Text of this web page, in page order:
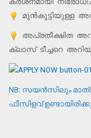
മുന്‍കൂട്ടിയുള്ള
അപ്രതീക്ഷിത
ക്ലാസ് ടീച്ചറെ
NB: സയന്‍സിലും മാത്‍സ്
ഫീസിളവ്